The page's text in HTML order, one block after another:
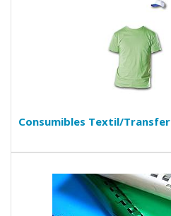
Consumibles Textil/Transfer